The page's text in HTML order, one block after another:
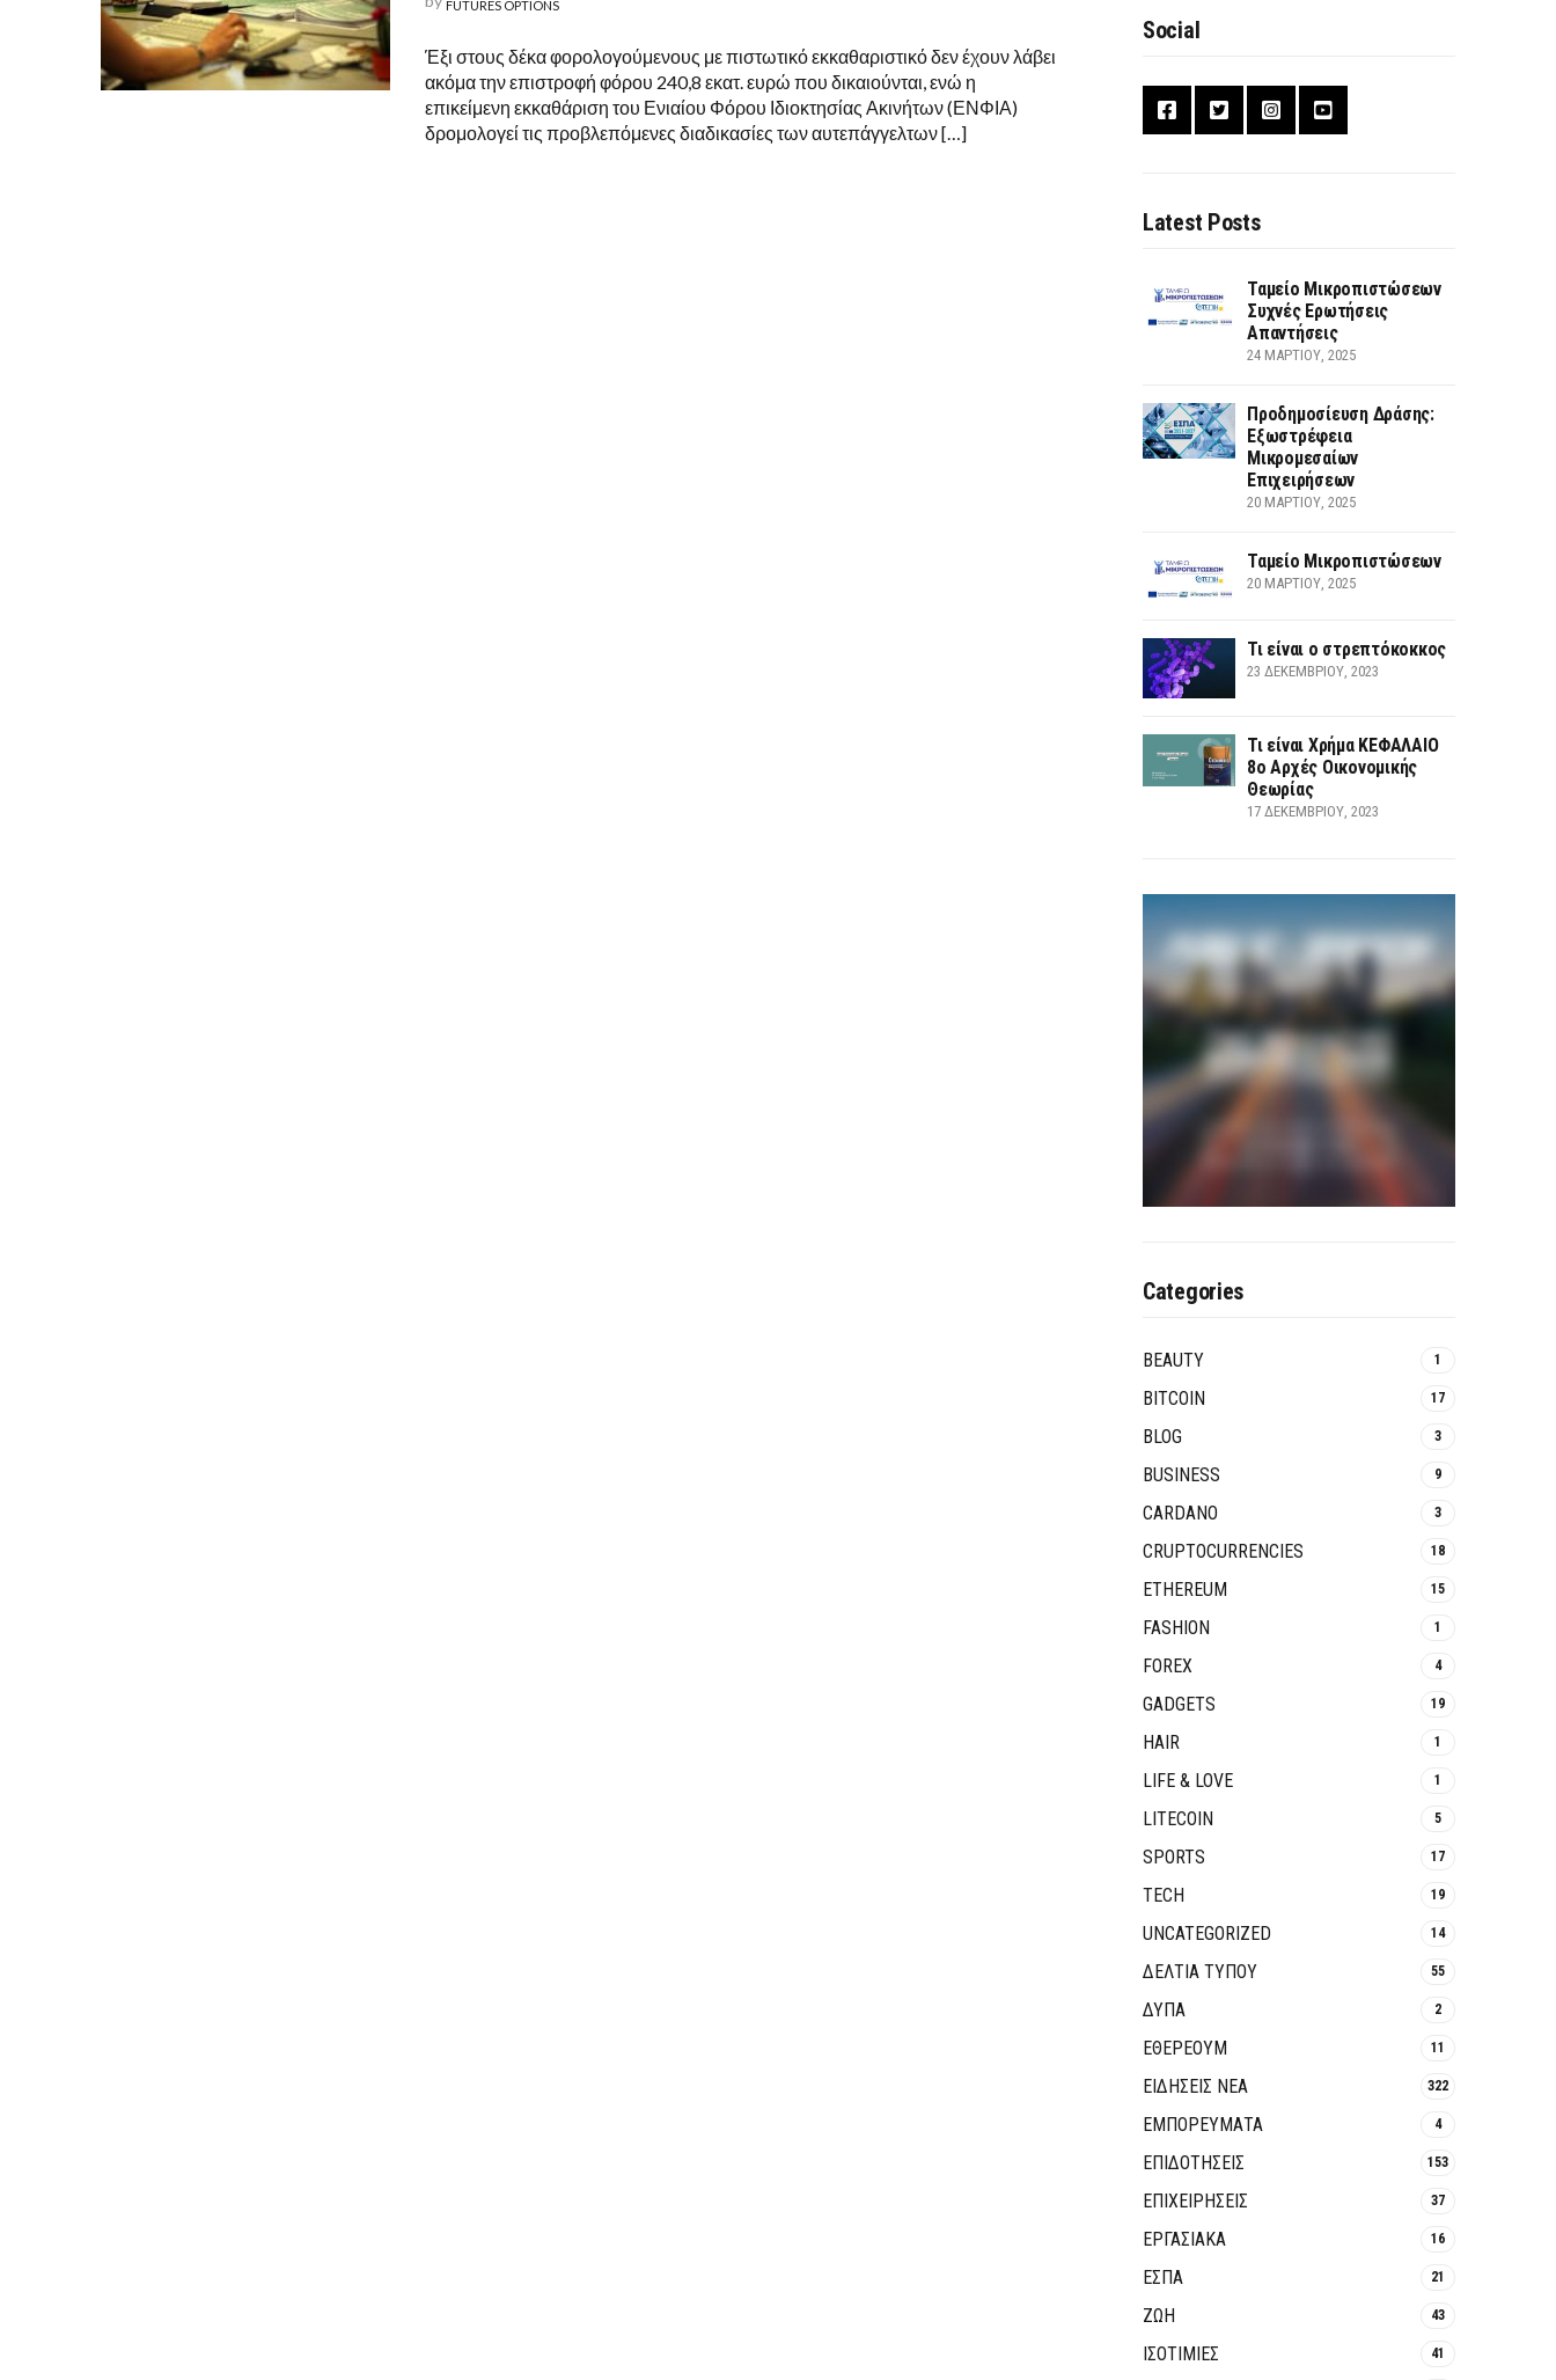
FUTURES OPTIONS
Έξι στους δέκα φορολογούμενους με πιστωτικό εκκαθαριστικό δεν έχουν λάβει
ακόμα την επιστροφή φόρου 240,8 εκατ. ευρώ που δικαιούνται, ενώ η
επικείμενη εκκαθάριση του Ενιαίου Φόρου Ιδιοκτησίας Ακινήτων (ΕΝΦΙΑ)
δρομολογεί τις προβλεπόμενες διαδικασίες των αυτεπάγγελτων […]
Social
Latest Posts
Ταμείο Μικροπιστώσεων
Συχνές Ερωτήσεις
Απαντήσεις
24 ΜΑΡΤΊΟΥ, 2025
Προδημοσίευση Δράσης:
Εξωστρέφεια
Μικρομεσαίων
Επιχειρήσεων
20 ΜΑΡΤΊΟΥ, 2025
Ταμείο Μικροπιστώσεων
20 ΜΑΡΤΊΟΥ, 2025
Τι είναι ο στρεπτόκοκκος
23 ΔΕΚΕΜΒΡΊΟΥ, 2023
Τι είναι Χρήμα ΚΕΦΑΛΑΙΟ
8ο Αρχές Οικονομικής
Θεωρίας
17 ΔΕΚΕΜΒΡΊΟΥ, 2023
Categories
BEAUTY 1
BITCOIN 17
BLOG 3
BUSINESS 9
CARDANO 3
CRUPTOCURRENCIES 18
ETHEREUM 15
FASHION 1
FOREX 4
GADGETS 19
HAIR 1
LIFE & LOVE 1
LITECOIN 5
SPORTS 17
TECH 19
UNCATEGORIZED 14
ΔΕΛΤΙΑ ΤΥΠΟΥ 55
ΔΥΠΑ 2
ΕΘΈΡΕΟΥΜ 11
ΕΙΔΗΣΕΙΣ ΝΕΑ 322
ΕΜΠΟΡΕΥΜΑΤΑ 4
ΕΠΙΔΟΤΗΣΕΙΣ 153
ΕΠΙΧΕΙΡΗΣΕΙΣ 37
ΕΡΓΑΣΙΑΚΑ 16
ΕΣΠΑ 21
ΖΩΗ 43
ΙΣΟΤΙΜΙΕΣ 41